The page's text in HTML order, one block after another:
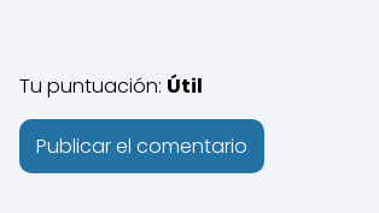
Tu puntuación: Útil